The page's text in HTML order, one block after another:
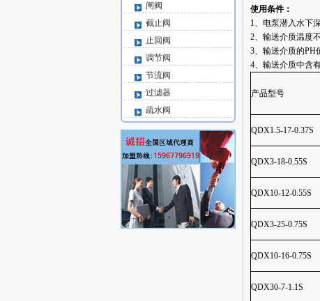
闸阀
截止阀
止回阀
调节阀
节流阀
过滤器
疏水阀
使用条件：
1、电泵潜入水下
2、输送介质温度
3、输送介质的PH
4、输送介质中含
产品型号
QDX1.5-17-0.37S
QDX3-18-0.55S
QDX10-12-0.55S
QDX3-25-0.75S
QDX10-16-0.75S
QDX30-7-1.1S